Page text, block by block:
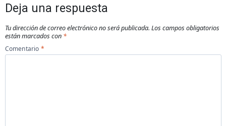
Deja una respuesta
Tu dirección de correo electrónico no será publicada. Los campos obligatorios
están marcados con *
Comentario *